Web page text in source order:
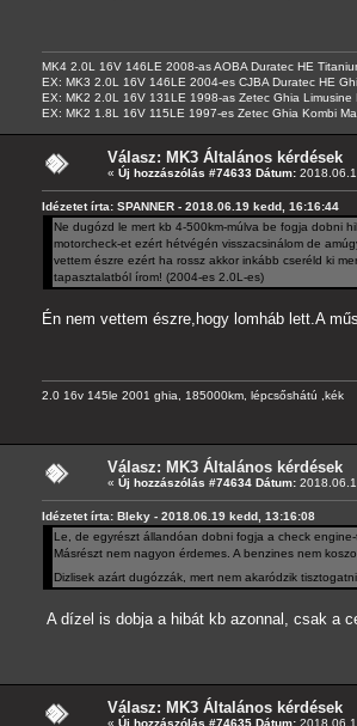
MK4 2.0L 16V 146LE 2008-as AOBA Duratec HE
EX: MK3 2.0L 16V 146LE 2004-es CJBA Duratec HE
EX: MK2 2.0L 16V 131LE 1998-as Zetec Ghia Limusine
EX: MK2 1.8L 16V 115LE 1997-es Zetec Ghia Kombi
Válasz: MK3 Általános kérdések
« Új hozzászólás #74633 Dátum:
Idézetet írta: SPANNER - 2018.06.19 kedd, 16:16:44
Ne dugózd le mert kb 4-500km-múlva be fogja dobni
motorcheck-et ezért hétvégén visszacsinálom de
vettem észre ezért ha rossz akkor inkább cseréld ki
tapasztalatból írom! (2004-es 2.0L-es)
Én nem vettem észre,hogy lomháb lett.A
2.0 16v 145le 2001 ghia, 185000km, lépcsőshátú ,kék
Válasz: MK3 Általános kérdések
« Új hozzászólás #74634 Dátum:
Idézetet írta: Bleky - 2018.06.19 kedd, 13:16:08
Le, de egyrészt állandóan dobni fogja a check
Másrészt nem nagyon érdemes. A benzines nem
Dizlisek azárt dugózzák, mert nem akaródzik
A dízel is dobja a hibát kb azonnal, csak a
Válasz: MK3 Általános kérdések
« Új hozzászólás #74635 Dátum: